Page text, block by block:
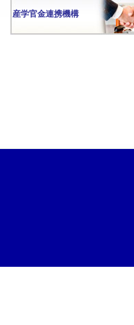
産学官金連携機構